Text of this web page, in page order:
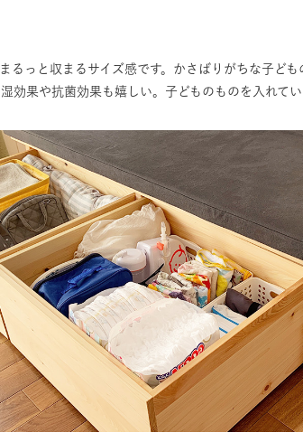
るっと収まるサイズ感です。かさばりがちな子ど
効果や抗菌効果も嬉しい。子どものものを入れてい